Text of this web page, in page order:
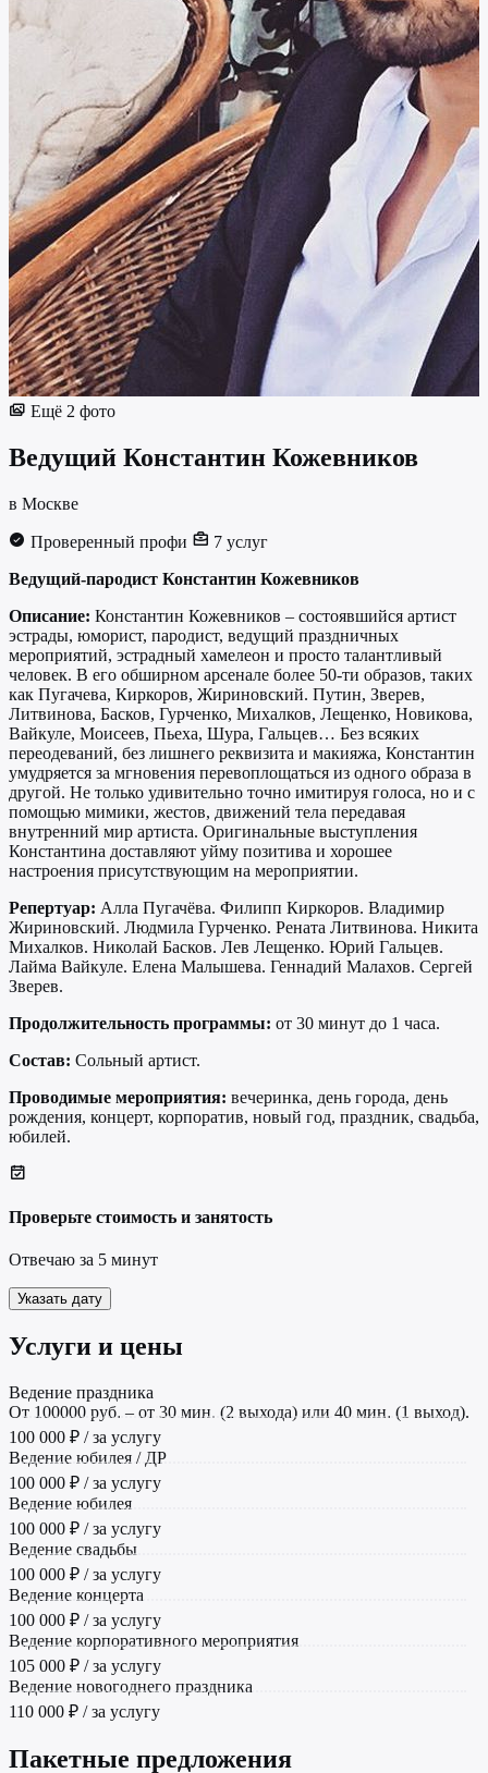
Ещё 2 фото
Ведущий Константин Кожевников
в Москве
Проверенный профи
7 услуг
Ведущий-пародист Константин Кожевников
Описание: Константин Кожевников – состоявшийся артист
эстрады, юморист, пародист, ведущий праздничных
мероприятий, эстрадный хамелеон и просто талантливый
человек. В его обширном арсенале более 50-ти образов, таких
как Пугачева, Киркоров, Жириновский. Путин, Зверев,
Литвинова, Басков, Гурченко, Михалков, Лещенко, Новикова,
Вайкуле, Моисеев, Пьеха, Шура, Гальцев… Без всяких
переодеваний, без лишнего реквизита и макияжа, Константин
умудряется за мгновения перевоплощаться из одного образа в
другой. Не только удивительно точно имитируя голоса, но и с
помощью мимики, жестов, движений тела передавая
внутренний мир артиста. Оригинальные выступления
Константина доставляют уйму позитива и хорошее
настроения присутствующим на мероприятии.
Репертуар: Алла Пугачёва. Филипп Киркоров. Владимир
Жириновский. Людмила Гурченко. Рената Литвинова. Никита
Михалков. Николай Басков. Лев Лещенко. Юрий Гальцев.
Лайма Вайкуле. Елена Малышева. Геннадий Малахов. Сергей
Зверев.
Продолжительность программы: от 30 минут до 1 часа.
Состав: Сольный артист.
Проводимые мероприятия: вечеринка, день города, день
рождения, концерт, корпоратив, новый год, праздник, свадьба,
юбилей.
Проверьте стоимость и занятость
Отвечаю за 5 минут
Указать дату
Услуги и цены
Ведение праздника
От 100000 руб. – от 30 мин. (2 выхода) или 40 мин. (1 выход).
100 000 ₽ / за услугу
Ведение юбилея / ДР
100 000 ₽ / за услугу
Ведение юбилея
100 000 ₽ / за услугу
Ведение свадьбы
100 000 ₽ / за услугу
Ведение концерта
100 000 ₽ / за услугу
Ведение корпоративного мероприятия
105 000 ₽ / за услугу
Ведение новогоднего праздника
110 000 ₽ / за услугу
Пакетные предложения